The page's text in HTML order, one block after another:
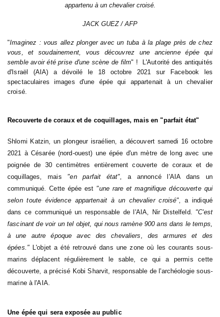
appartenu à un chevalier croisé.
JACK GUEZ / AFP
"Imaginez : vous allez plonger avec un tuba à la plage près de chez
vous, et soudainement, vous découvrez une ancienne épée qui
semble avoir été prise d'une scène de film" ! L'Autorité des antiquités
d'Israël (AIA) a dévoilé le 18 octobre 2021 sur Facebook les
spectaculaires images d'une épée qui appartenait à un chevalier
croisé.
Recouverte de coraux et de coquillages, mais en "parfait état"
Shlomi Katzin, un plongeur israélien, a découvert samedi 16 octobre
2021 à Césarée (nord-ouest) une épée d'un mètre de long avec une
poignée de 30 centimètres entièrement couverte de coraux et de
coquillages, mais "en parfait état", a annoncé l'AIA dans un
communiqué. Cette épée est "une rare et magnifique découverte qui
selon toute évidence appartenait à un chevalier croisé", a indiqué
dans ce communiqué un responsable de l'AIA, Nir Distelfeld. "C'est
fascinant de voir un tel objet, qui nous ramène 900 ans dans le temps,
à une autre époque avec des chevaliers, des armures et des
épées."L'objet a été retrouvé dans une zone où les courants sous-
marins déplacent régulièrement le sable, ce qui a permis cette
découverte, a précisé Kobi Sharvit, responsable de l'archéologie sous-
marine à l'AIA.
Une épée qui sera exposée au public